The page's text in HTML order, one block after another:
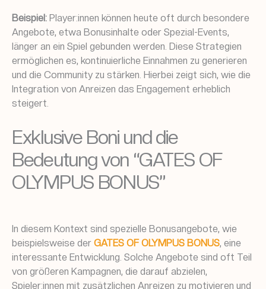
Beispiel: Player:innen können heute oft durch besondere
Angebote, etwa Bonusinhalte oder Spezial-Events,
länger an ein Spiel gebunden werden. Diese Strategien
ermöglichen es, kontinuierliche Einnahmen zu generieren
und die Community zu stärken. Hierbei zeigt sich, wie die
Integration von Anreizen das Engagement erheblich
steigert.
Exklusive Boni und die
Bedeutung von “GATES OF
OLYMPUS BONUS”
In diesem Kontext sind spezielle Bonusangebote, wie
beispielsweise der GATES OF OLYMPUS BONUS, eine
interessante Entwicklung. Solche Angebote sind oft Teil
von größeren Kampagnen, die darauf abzielen,
Spieler:innen mit zusätzlichen Anreizen zu motivieren und